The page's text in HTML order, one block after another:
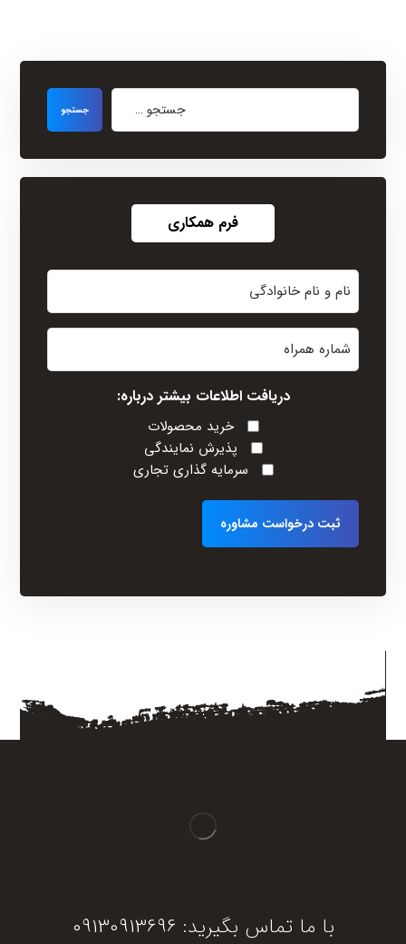
فرم همکاری
نام
(Required)
دریافت اطلاعات بیشتر درباره:
خرید محصولات
پذیرش نمایندگی
سرمایه گذاری تجاری
با ما تماس بگیرید: 09130913696